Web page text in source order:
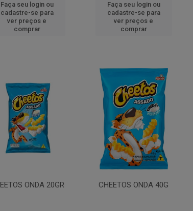
Faça seu login ou
cadastre-se para
ver preços e
comprar
Faça seu login ou
cadastre-se para
ver preços e
comprar
ONDA 20GR CHEETOS ONDA 40G